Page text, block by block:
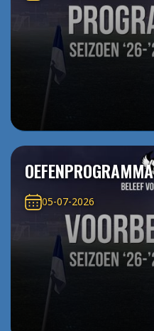
OEFENPROGRAMMA
05-07-2026